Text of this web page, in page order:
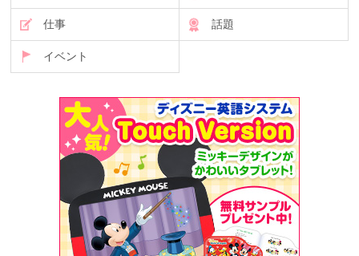
仕事 話題
イベント